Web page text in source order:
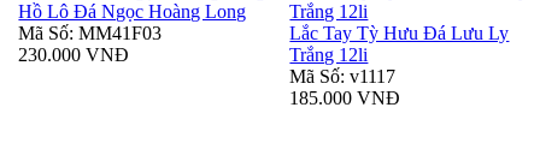
Hồ Lô Đá Ngọc Hoàng Long
Mã Số: MM41F03
230.000 VNĐ
Lắc Tay Tỳ Hưu Đá Lưu Ly
Trắng 12li
Mã Số: v1117
185.000 VNĐ